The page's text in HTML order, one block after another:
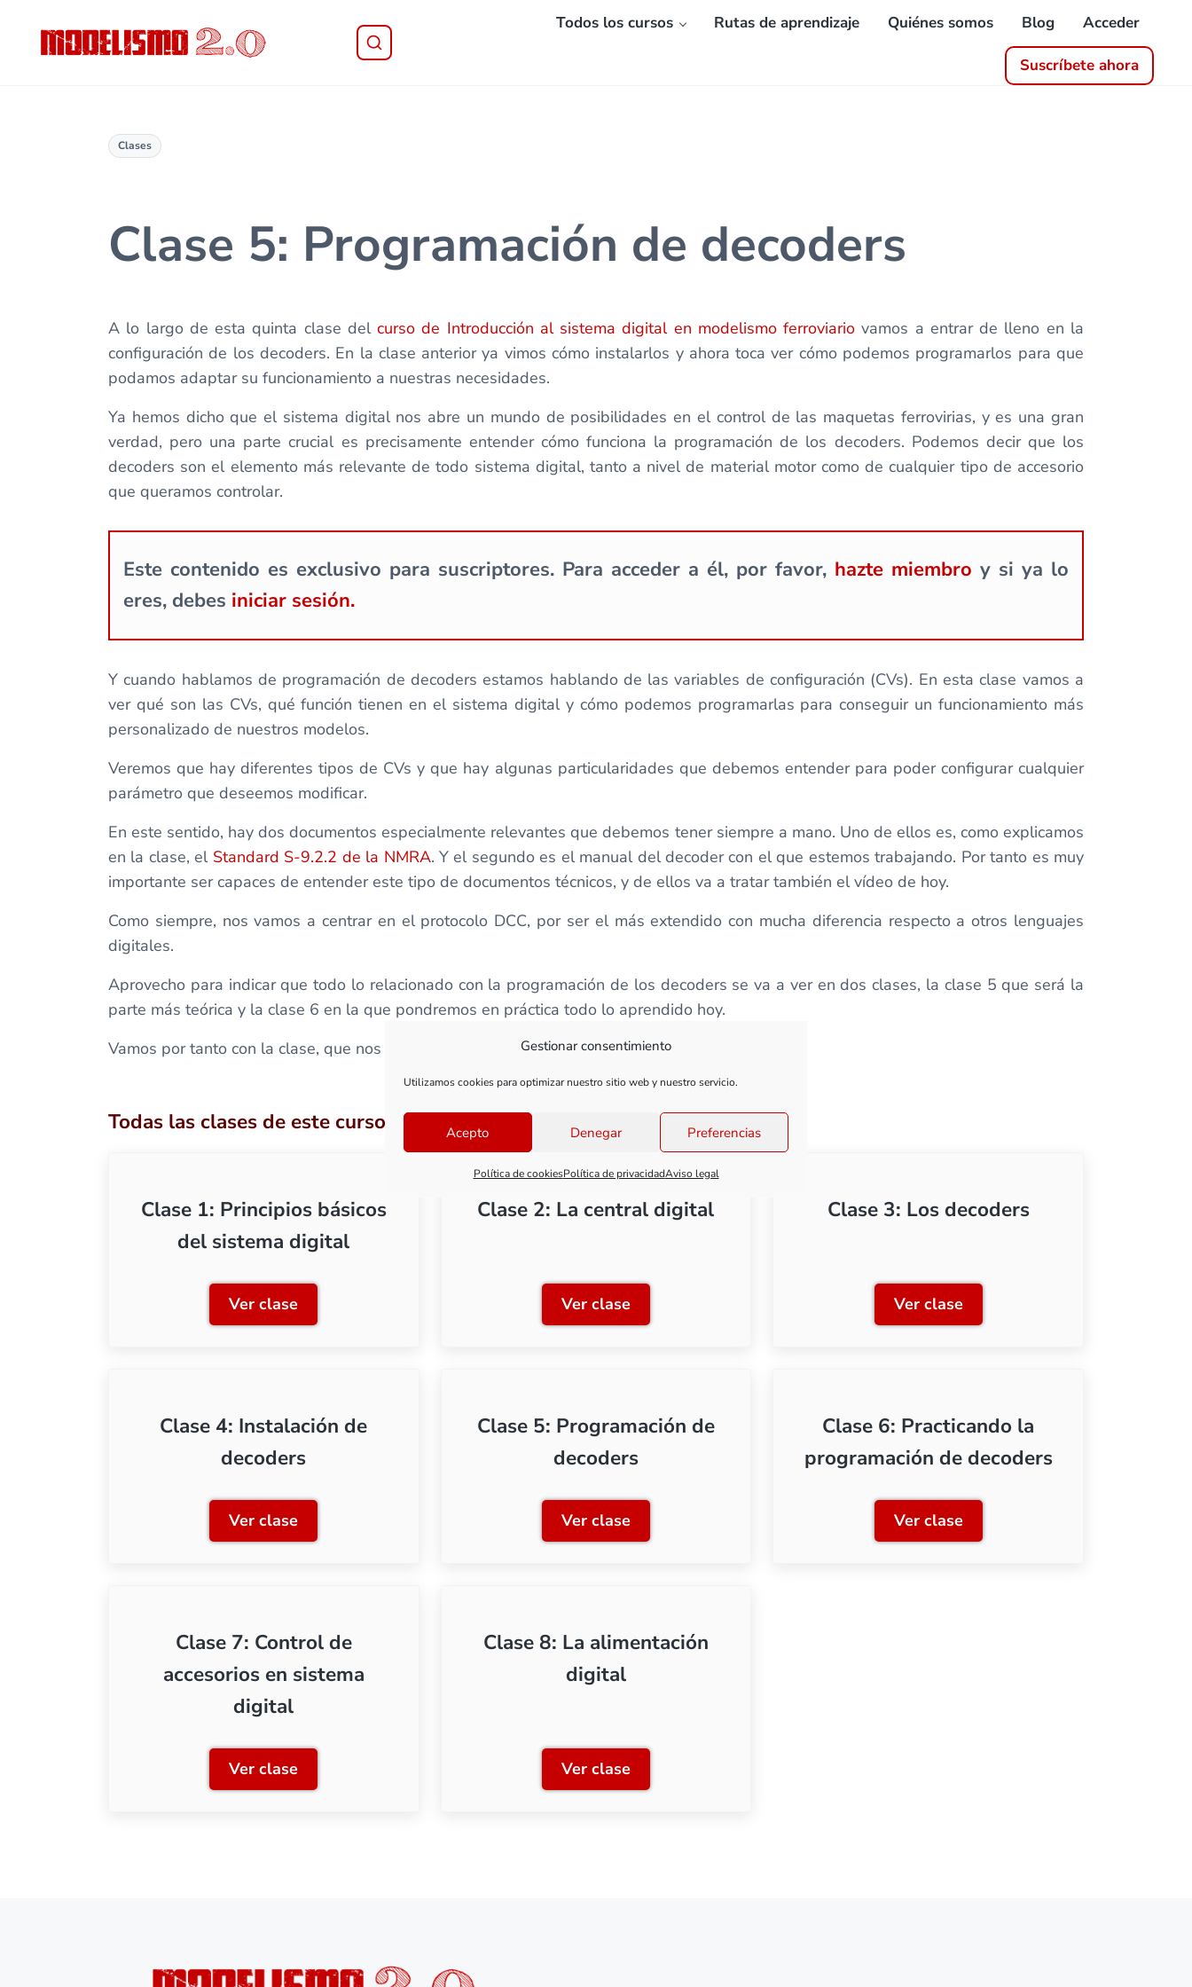
Gestionar consentimiento
Utilizamos cookies para optimizar nuestro sitio web y nuestro servicio.
Acepto Denegar Preferencias
Política de cookiesPolítica de privacidadAviso legal
Todos los cursos Rutas de aprendizaje Quiénes somos Blog Acceder
Suscríbete ahora
Clases
Clase 5: Programación de decoders
A lo largo de esta quinta clase delcurso de Introducción al sistema digital en modelismo ferroviario vamos a entrar de lleno en la
configuración de los decoders. En la clase anterior ya vimos cómo instalarlos y ahora toca ver cómo podemos programarlos para que
podamos adaptar su funcionamiento a nuestras necesidades.
Ya hemos dicho que el sistema digital nos abre un mundo de posibilidades en el control de las maquetas ferrovirias, y es una gran
verdad, pero una parte crucial es precisamente entender cómo funciona la programación de los decoders. Podemos decir que los
decoders son el elemento más relevante de todo sistema digital, tanto a nivel de material motor como de cualquier tipo de accesorio
que queramos controlar.
Este contenido es exclusivo para suscriptores. Para acceder a él, por favor, hazte miembro y si ya lo
eres, debes iniciar sesión.
Y cuando hablamos de programación de decoders estamos hablando de las variables de configuración (CVs). En esta clase vamos a
ver qué son las CVs, qué función tienen en el sistema digital y cómo podemos programarlas para conseguir un funcionamiento más
personalizado de nuestros modelos.
Veremos que hay diferentes tipos de CVs y que hay algunas particularidades que debemos entender para poder configurar cualquier
parámetro que deseemos modificar.
En este sentido, hay dos documentos especialmente relevantes que debemos tener siempre a mano. Uno de ellos es, como explicamos
en la clase, el Standard S-9.2.2 de la NMRA. Y el segundo es el manual del decoder con el que estemos trabajando. Por tanto es muy
importante ser capaces de entender este tipo de documentos técnicos, y de ellos va a tratar también el vídeo de hoy.
Como siempre, nos vamos a centrar en el protocolo DCC, por ser el más extendido con mucha diferencia respecto a otros lenguajes
digitales.
Aprovecho para indicar que todo lo relacionado con la programación de los decoders se va a ver en dos clases, la clase 5 que será la
parte más teórica y la clase 6 en la que pondremos en práctica todo lo aprendido hoy.
Vamos por tanto con la clase, que nos introduce de lleno en el mundo de los decoders.
Todas las clases de este curso
Clase 1: Principios básicos
del sistema digital
Ver claseClase 1: Principios básicos del sistema digital
Clase 2: La central digital
Ver claseClase 2: La central digital
Clase 3: Los decoders
Ver claseClase 3: Los decoders
Clase 4: Instalación de
decoders
Ver claseClase 4: Instalación de decoders
Clase 5: Programación de
decoders
Ver claseClase 5: Programación de decoders
Clase 6: Practicando la
programación de decoders
Ver claseClase 6: Practicando la
Clase 7: Control de
accesorios en sistema
digital
Ver claseClase 7: Control de accesorios en sistema digital
Clase 8: La alimentación
digital
Ver claseClase 8: La alimentación digital